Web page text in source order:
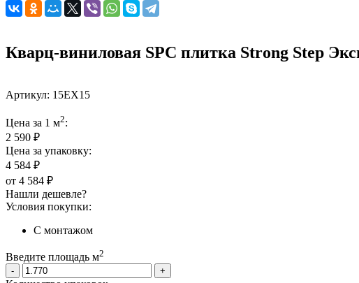
Кварц-виниловая SPC плитка Strong Step
Артикул: 15ЕХ15
Цена за 1 м2:
2 590 ₽
Цена за упаковку:
4 584 ₽
от 4 584 ₽
Нашли дешевле?
Условия покупки:
С монтажом
Введите площадь м2
-
+